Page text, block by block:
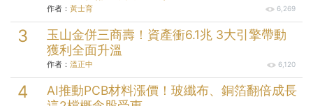
作者： 黃士育 6,269
玉山金併三商壽！資產衝6.1兆 3大引擎帶動
獲利全面升溫
作者： 溫正中 6,120
AI推動PCB材料漲價！玻纖布、銅箔翻倍成長